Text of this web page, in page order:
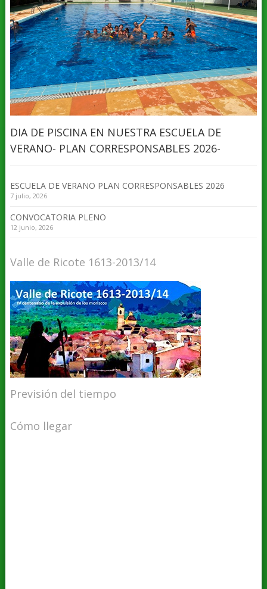
DIA DE PISCINA EN NUESTRA ESCUELA DE
VERANO- PLAN CORRESPONSABLES 2026-
ESCUELA DE VERANO PLAN CORRESPONSABLES 2026
7 julio, 2026
CONVOCATORIA PLENO
12 junio, 2026
Valle de Ricote 1613-2013/14
Previsión del tiempo
Cómo llegar